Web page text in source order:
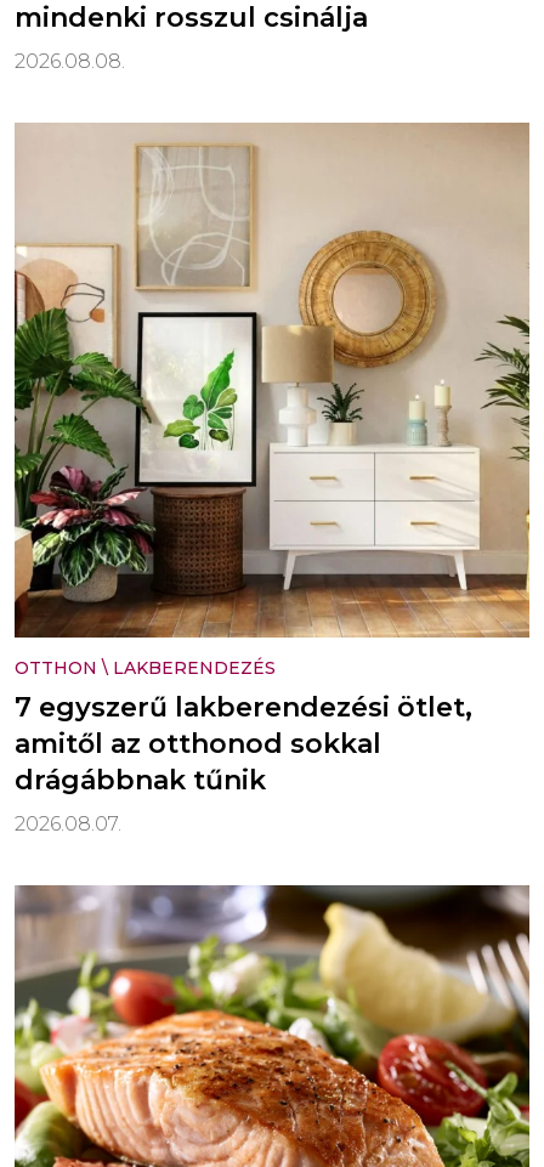
mindenki rosszul csinálja
2026.08.08.
OTTHON \ LAKBERENDEZÉS
7 egyszerű lakberendezési ötlet,
amitől az otthonod sokkal
drágábbnak tűnik
2026.08.07.